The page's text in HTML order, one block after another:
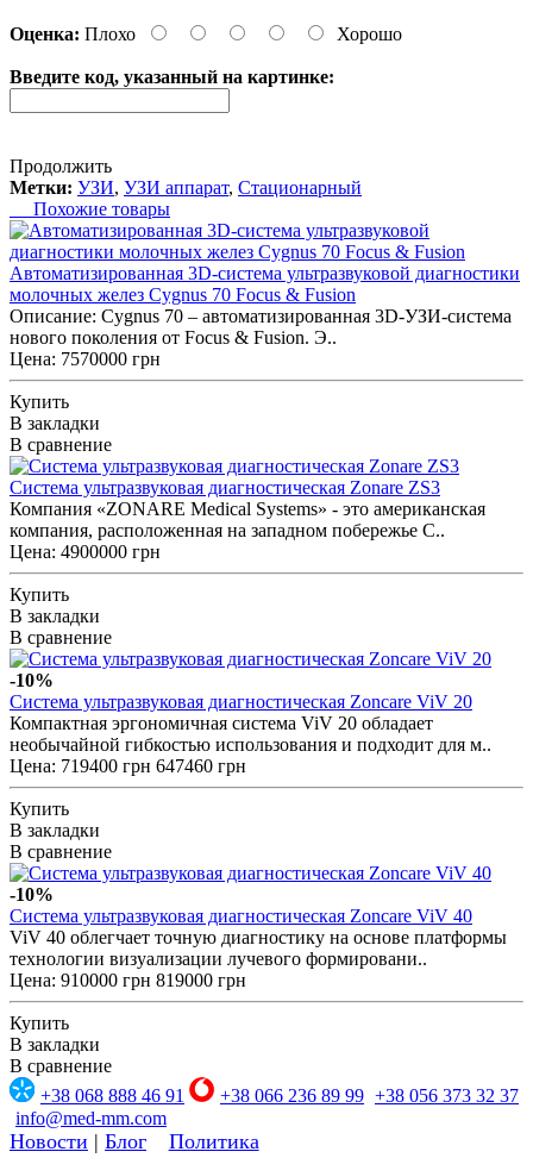
Оценка: Плохо Хорошо
Введите код, указанный на картинке:
Продолжить
Метки: УЗИ, УЗИ аппарат, Стационарный
Похожие товары
Автоматизированная 3D-система ультразвуковой диагностики
молочных желез Cygnus 70 Focus & Fusion
Описание: Cygnus 70 – автоматизированная 3D-УЗИ-система
нового поколения от Focus & Fusion. Э..
Цена: 7570000 грн
Купить
В закладки
В сравнение
Система ультразвуковая диагностическая Zonare ZS3
Компания «ZONARE Medical Systems» - это американская
компания, расположенная на западном побережье С..
Цена: 4900000 грн
Купить
В закладки
В сравнение
-10%
Система ультразвуковая диагностическая Zoncare ViV 20
Компактная эргономичная система ViV 20 обладает
необычайной гибкостью использования и подходит для м..
Цена: 719400 грн 647460 грн
Купить
В закладки
В сравнение
-10%
Система ультразвуковая диагностическая Zoncare ViV 40
ViV 40 облегчает точную диагностику на основе платформы
технологии визуализации лучевого формировани..
Цена: 910000 грн 819000 грн
Купить
В закладки
В сравнение
+38 068 888 46 91
+38 066 236 89 99 +38 056 373 32 37
info@med-mm.com
Новости | Блог
Политика